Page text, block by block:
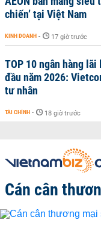
chiến’ tại Việt Nam
KINH DOANH - 17 giờ trước
TOP 10 ngân hàng
đầu năm 2026:
tư nhân
TÀI CHÍNH - 18 giờ trước
Cán cân